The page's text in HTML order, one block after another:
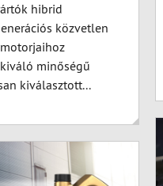
hibrid
közvetlen
minőségű
kiválasztott...